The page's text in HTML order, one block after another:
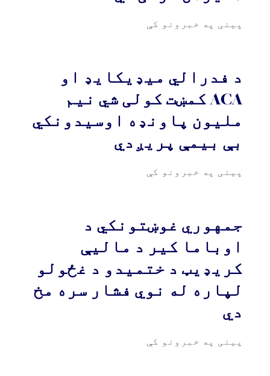
پینی په خبرونو کې
د فدرالي میډیکایډ او
ACA کمښت کولی شي نیم
ملیون پاونډه اوسیدونکي
بې بیمې پریږدي
پینی په خبرونو کې
جمهوري غوښتونکي د
اوباما کیر د مالیې
کریډیټ د ختمیدو د غځولو
لپاره له نوي فشار سره مخ
دي
پینی په خبرونو کې